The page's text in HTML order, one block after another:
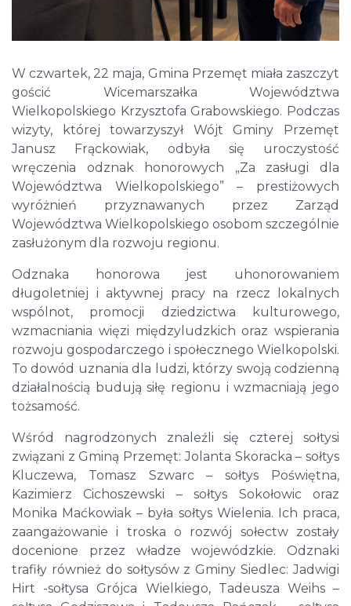
W czwartek, 22 maja, Gmina Przemęt miała zaszczyt
gościć Wicemarszałka Województwa
Wielkopolskiego Krzysztofa Grabowskiego. Podczas
wizyty, której towarzyszył Wójt Gminy Przemęt
Janusz Frąckowiak, odbyła się uroczystość
wręczenia odznak honorowych „Za zasługi dla
Województwa Wielkopolskiego” – prestiżowych
wyróżnień przyznawanych przez Zarząd
Województwa Wielkopolskiego osobom szczególnie
zasłużonym dla rozwoju regionu.
Odznaka honorowa jest uhonorowaniem
długoletniej i aktywnej pracy na rzecz lokalnych
wspólnot, promocji dziedzictwa kulturowego,
wzmacniania więzi międzyludzkich oraz wspierania
rozwoju gospodarczego i społecznego Wielkopolski.
To dowód uznania dla ludzi, którzy swoją codzienną
działalnością budują siłę regionu i wzmacniają jego
tożsamość.
Wśród nagrodzonych znaleźli się czterej sołtysi
związani z Gminą Przemęt: Jolanta Skoracka – sołtys
Kluczewa, Tomasz Szwarc – sołtys Poświętna,
Kazimierz Cichoszewski – sołtys Sokołowic oraz
Monika Maćkowiak – była sołtys Wielenia. Ich praca,
zaangażowanie i troska o rozwój sołectw zostały
docenione przez władze wojewódzkie. Odznaki
trafiły również do sołtysów z Gminy Siedlec: Jadwigi
Hirt -sołtysa Grójca Wielkiego, Tadeusza Weihs –